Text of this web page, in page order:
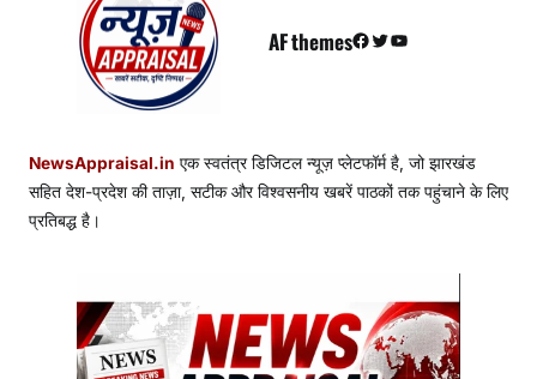
AF themesFacebook Twitter YouTube
NewsAppraisal.in एक स्वतंत्र डिजिटल न्यूज़ प्लेटफॉर्म है, जो झारखंड
सहित देश-प्रदेश की ताज़ा, सटीक और विश्वसनीय खबरें पाठकों तक पहुंचाने के लिए
प्रतिबद्ध है।